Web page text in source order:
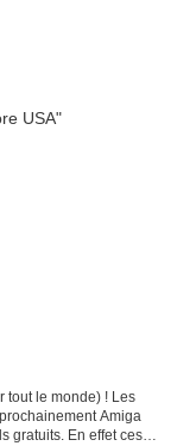
tout le monde) ! Les
Amiga
gratuits. En effet ces